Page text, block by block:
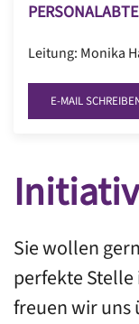
Leitung: Monika
E-MAIL
Sie wollen
perfekte Stelle
freuen wir uns